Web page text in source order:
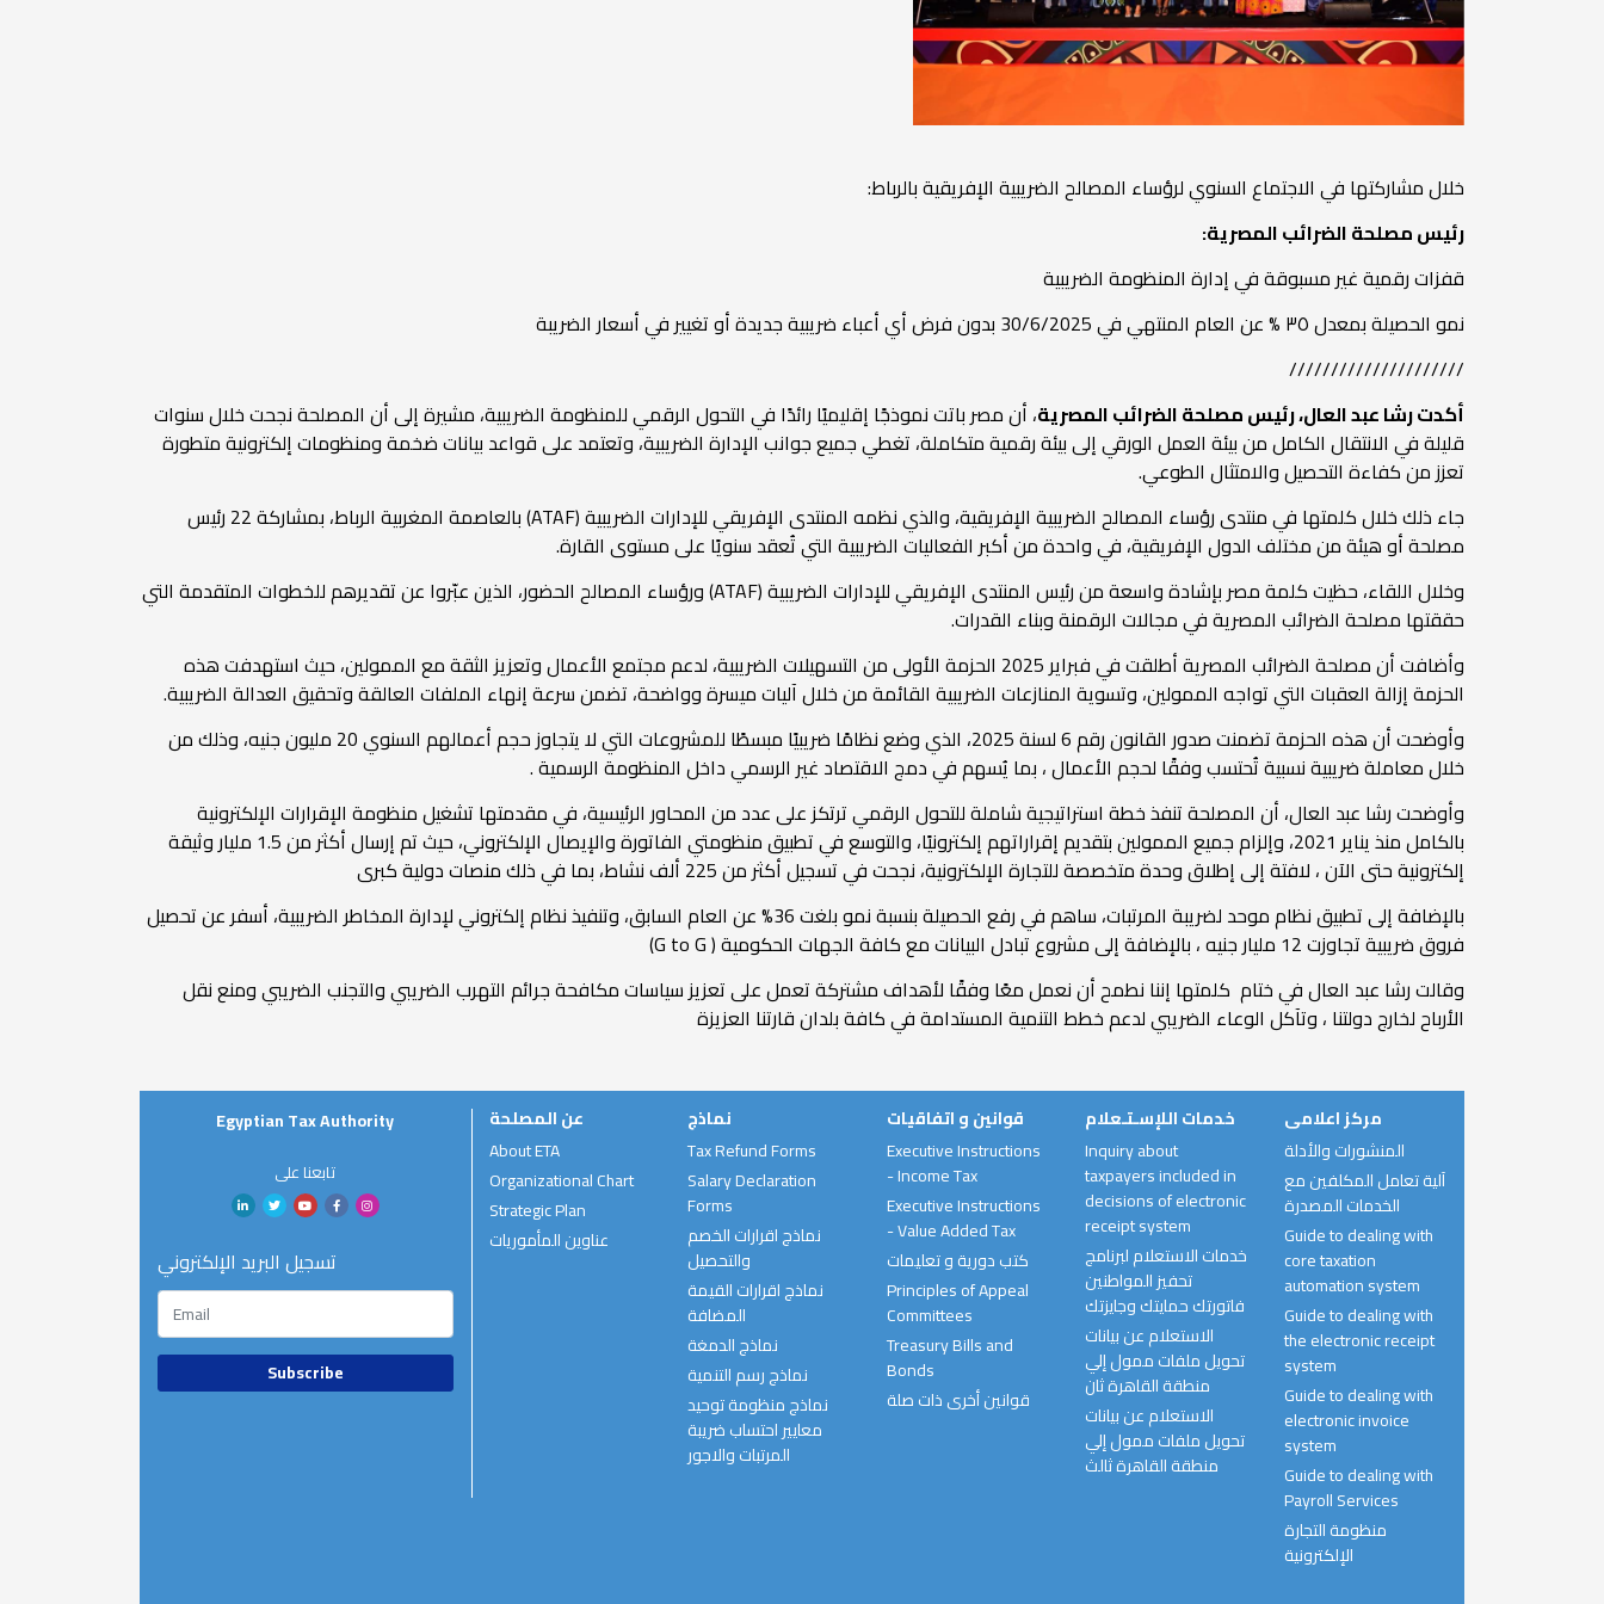
خلال مشاركتها في الاجتماع السنوي لرؤساء المصالح الضريبية الإفريقية بالرباط:
رئيس مصلحة الضرائب المصرية:
قفزات رقمية غير مسبوقة في إدارة المنظومة الضريبية
نمو الحصيلة بمعدل ٣٥ % عن العام المنتهي في 30/6/2025 بدون فرض أي أعباء ضريبية جديدة أو تغيير في أسعار الضريبة
/////////////////////
أكدت رشا عبد العال، رئيس مصلحة الضرائب المصرية، أن مصر باتت نموذجًا إقليميًا رائدًا في التحول الرقمي للمنظومة الضريبية، مشيرة إلى أن المصلحة نجحت خلال سنوات
قليلة في الانتقال الكامل من بيئة العمل الورقي إلى بيئة رقمية متكاملة، تغطي جميع جوانب الإدارة الضريبية، وتعتمد على قواعد بيانات ضخمة ومنظومات إلكترونية متطورة
تعزز من كفاءة التحصيل والامتثال الطوعي.
جاء ذلك خلال كلمتها في منتدى رؤساء المصالح الضريبية الإفريقية، والذي نظمه المنتدى الإفريقي للإدارات الضريبية (ATAF) بالعاصمة المغربية الرباط، بمشاركة 22 رئيس
مصلحة أو هيئة من مختلف الدول الإفريقية، في واحدة من أكبر الفعاليات الضريبية التي تُعقد سنويًا على مستوى القارة.
وخلال اللقاء، حظيت كلمة مصر بإشادة واسعة من رئيس المنتدى الإفريقي للإدارات الضريبية (ATAF) ورؤساء المصالح الحضور، الذين عبّروا عن تقديرهم للخطوات المتقدمة التي
حققتها مصلحة الضرائب المصرية في مجالات الرقمنة وبناء القدرات.
وأضافت أن مصلحة الضرائب المصرية أطلقت في فبراير 2025 الحزمة الأولى من التسهيلات الضريبية، لدعم مجتمع الأعمال وتعزيز الثقة مع الممولين، حيث استهدفت هذه
الحزمة إزالة العقبات التي تواجه الممولين، وتسوية المنازعات الضريبية القائمة من خلال آليات ميسرة وواضحة، تضمن سرعة إنهاء الملفات العالقة وتحقيق العدالة الضريبية.
وأوضحت أن هذه الحزمة تضمنت صدور القانون رقم 6 لسنة 2025، الذي وضع نظامًا ضريبيًا مبسطًا للمشروعات التي لا يتجاوز حجم أعمالهم السنوي 20 مليون جنيه، وذلك من
خلال معاملة ضريبية نسبية تُحتسب وفقًا لحجم الأعمال ، بما يُسهم في دمج الاقتصاد غير الرسمي داخل المنظومة الرسمية .
وأوضحت رشا عبد العال، أن المصلحة تنفذ خطة استراتيجية شاملة للتحول الرقمي ترتكز على عدد من المحاور الرئيسية، في مقدمتها تشغيل منظومة الإقرارات الإلكترونية
بالكامل منذ يناير 2021، وإلزام جميع الممولين بتقديم إقراراتهم إلكترونيًا، والتوسع في تطبيق منظومتي الفاتورة والإيصال الإلكتروني، حيث تم إرسال أكثر من 1.5 مليار وثيقة
إلكترونية حتى الآن ، لافتة إلى إطلاق وحدة متخصصة للتجارة الإلكترونية، نجحت في تسجيل أكثر من 225 ألف نشاط، بما في ذلك منصات دولية كبرى
بالإضافة إلى تطبيق نظام موحد لضريبة المرتبات، ساهم في رفع الحصيلة بنسبة نمو بلغت 36% عن العام السابق، وتنفيذ نظام إلكتروني لإدارة المخاطر الضريبية، أسفر عن تحصيل
فروق ضريبية تجاوزت 12 مليار جنيه ، بالإضافة إلى مشروع تبادل البيانات مع كافة الجهات الحكومية ( G to G)
وقالت رشا عبد العال في ختام كلمتها إننا نطمح أن نعمل معًا وفقًا لأهداف مشتركة تعمل على تعزيز سياسات مكافحة جرائم التهرب الضريبي والتجنب الضريبي ومنع نقل
الأرباح لخارج دولتنا ، وتآكل الوعاء الضريبي لدعم خطط التنمية المستدامة في كافة بلدان قارتنا العزيزة
Egyptian Tax Authority
تابعنا على
تسجيل البريد الإلكتروني
عن المصلحة
About ETA
Organizational Chart
Strategic Plan
عناوين المأموريات
نماذج
Tax Refund Forms
Salary Declaration
Forms
نماذج اقرارات الخصم
والتحصيل
نماذج اقرارات القيمة
المضافة
نماذج الدمغة
نماذج رسم التنمية
نماذج منظومة توحيد
معايير احتساب ضريبة
المرتبات والاجور
قوانين و اتفاقيات
Executive Instructions
- Income Tax
Executive Instructions
- Value Added Tax
كتب دورية و تعليمات
Principles of Appeal
Committees
Treasury Bills and
Bonds
قوانين أخرى ذات صلة
خدمات اللإسـتـعلام
Inquiry about
taxpayers included in
decisions of electronic
receipt system
خدمات الاستعلام لبرنامج
تحفيز المواطنين
فاتورتك حمايتك وجايزتك
الاستعلام عن بيانات
تحويل ملفات ممول إلي
منطقة القاهرة ثان
الاستعلام عن بيانات
تحويل ملفات ممول إلي
منطقة القاهرة ثالث
مركز اعلامى
المنشورات والأدلة
آلية تعامل المكلفين مع
الخدمات المصدرة
Guide to dealing with
core taxation
automation system
Guide to dealing with
the electronic receipt
system
Guide to dealing with
electronic invoice
system
Guide to dealing with
Payroll Services
منظومة التجارة
الإلكترونية